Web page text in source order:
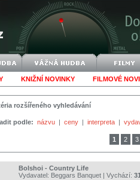
KNIŽNÍ NOVINKY FILMOVÉ
rozšířeného vyhledávání
podle: názvu | ceny | interpreta |
1 2 3
Bolshoi - Country Life
Vydavatel: Beggars Banquet | Vychází: